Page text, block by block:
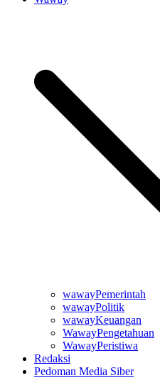
wawayPemerintah
wawayPolitik
wawayKeuangan
WawayPengetahuan
WawayPeristiwa
Redaksi
Pedoman Media Siber